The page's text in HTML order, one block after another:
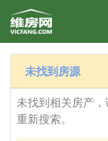
未找到房源
未找到相关房产
重新搜索。